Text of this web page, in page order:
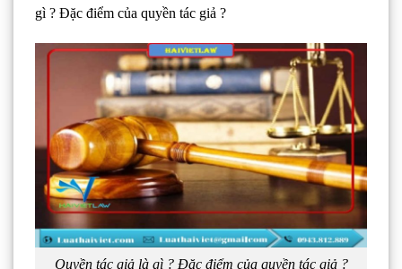
gì ? Đặc điểm của quyền tác giả ?
Quyền tác giả là gì ? Đặc điểm của quyền tác giả ?